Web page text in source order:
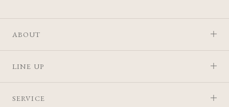
ABOUT
LINE UP
SERVICE